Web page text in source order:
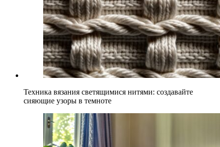
Техника вязания светящимися нитями: создавайте
сияющие узоры в темноте